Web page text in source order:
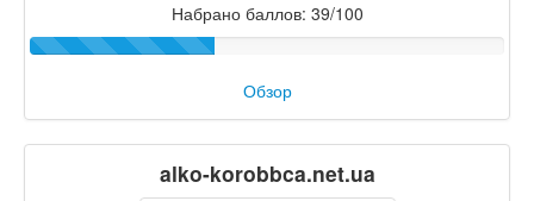
Набрано баллов: 39/100
Обзор
alko-korobbca.net.ua